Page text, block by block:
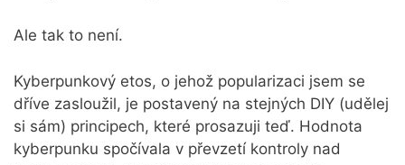
Ale tak to není.
Kyberpunkový etos, o jehož popularizaci jsem se
dříve zasloužil, je postavený na stejných DIY (udělej
si sám) principech, které prosazuji teď. Hodnota
kyberpunku spočívala v převzetí kontroly nad